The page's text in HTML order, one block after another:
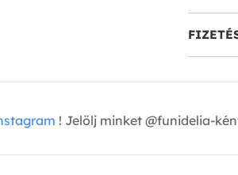
! Jelölj minket @funidelia-